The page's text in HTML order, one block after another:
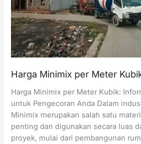
Harga Minimix per Meter
Harga Minimix per Meter Kubik:
untuk Pengecoran Anda Dalam
Minimix merupakan salah satu
penting dan digunakan secara luas
proyek, mulai dari pembangunan